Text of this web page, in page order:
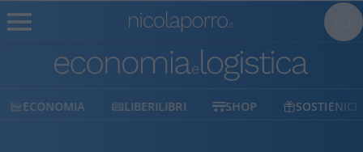
ECONOMIA LIBERILIBRI SHOP SOSTIENICI